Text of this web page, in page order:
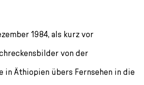
1984, als kurz vor
von der
in Äthiopien übers Fernsehen in die